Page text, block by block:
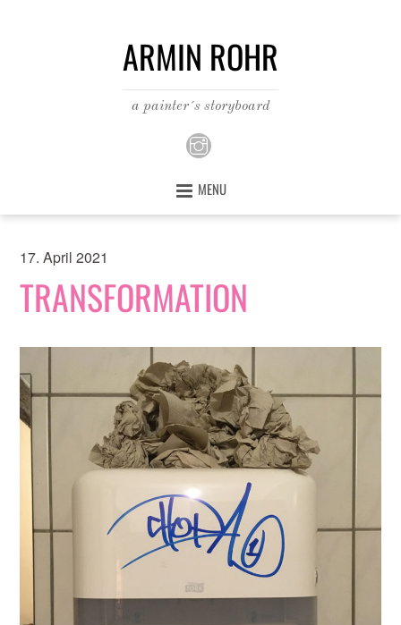
ARMIN ROHR
a painter´s storyboard
MENU
17. April 2021
TRANSFORMATION